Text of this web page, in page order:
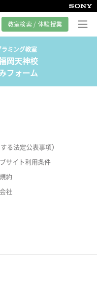
教室検索 / 体験授業
ラミング教室
岡天神校
フォーム
る法定公表事項）
サイト利用条件
約
社